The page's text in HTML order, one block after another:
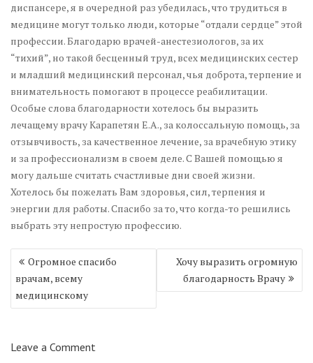
диспансере, я в очередной раз убедилась, что трудиться в
медицине могут только люди, которые “отдали сердце” этой
профессии. Благодарю врачей-анестезиологов, за их
“тихий”, но такой бесценный труд, всех медицинских сестер
и младший медицинский персонал, чья доброта, терпение и
внимательность помогают в процессе реабилитации.
Особые слова благодарности хотелось бы выразить
лечащему врачу Карапетян Е.А., за колоссальную помощь, за
отзывчивость, за качественное лечение, за врачебную этику
и за профессионализм в своем деле. С Вашей помощью я
могу дальше считать счастливые дни своей жизни.
Хотелось бы пожелать Вам здоровья, сил, терпения и
энергии для работы. Спасибо за то, что когда-то решились
выбрать эту непростую профессию.
Навигация
по
записям
Огромное спасибо
врачам, всему
медицинскому
Хочу выразить огромную
благодарность Врачу
Leave a Comment